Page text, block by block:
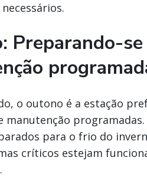
Preparando-
o outono é a estação
manutenção
para o frio do
críticos estejam